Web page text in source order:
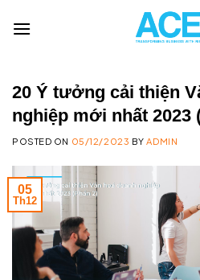
20 Ý tưởng cải thiện
nghiệp mới nhất 2023
POSTED ON 05/12/2023 BYADMIN
05
Th12